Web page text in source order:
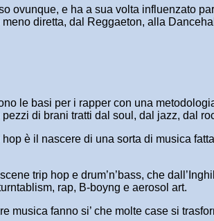
ovunque, e ha a sua volta influenzato
diretta, dal Reggaeton, alla
le basi per i rapper con una
di brani tratti dal soul, dal jazz, dal
è il nascere di una sorta di musica
trip hop e drum’n’bass, che
rap, B-boyng e aerosol art.
musica fanno si’ che molte case si